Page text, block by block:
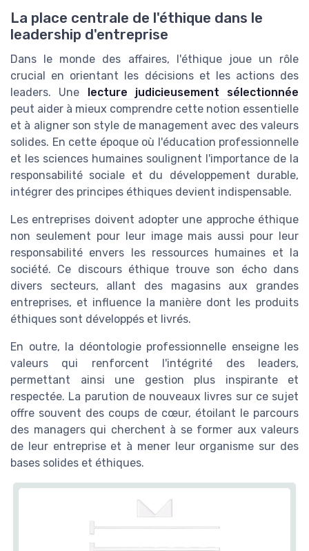
La place centrale de l'éthique dans le
leadership d'entreprise
Dans le monde des affaires, l'éthique joue un rôle
crucial en orientant les décisions et les actions des
leaders. Une lecture judicieusement sélectionnée
peut aider à mieux comprendre cette notion essentielle
et à aligner son style de management avec des valeurs
solides. En cette époque où l'éducation professionnelle
et les sciences humaines soulignent l'importance de la
responsabilité sociale et du développement durable,
intégrer des principes éthiques devient indispensable.
Les entreprises doivent adopter une approche éthique
non seulement pour leur image mais aussi pour leur
responsabilité envers les ressources humaines et la
société. Ce discours éthique trouve son écho dans
divers secteurs, allant des magasins aux grandes
entreprises, et influence la manière dont les produits
éthiques sont développés et livrés.
En outre, la déontologie professionnelle enseigne les
valeurs qui renforcent l'intégrité des leaders,
permettant ainsi une gestion plus inspirante et
respectée. La parution de nouveaux livres sur ce sujet
offre souvent des coups de cœur, étoilant le parcours
des managers qui cherchent à se former aux valeurs
de leur entreprise et à mener leur organisme sur des
bases solides et éthiques.